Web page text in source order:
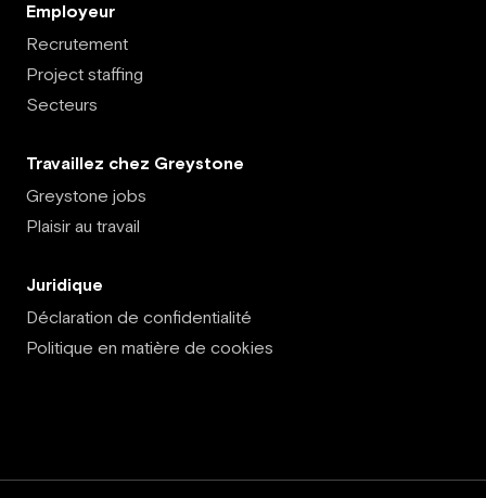
Employeur
Recrutement
Project staffing
Secteurs
Travaillez chez Greystone
Greystone jobs
Plaisir au travail
Juridique
Déclaration de confidentialité
Politique en matière de cookies